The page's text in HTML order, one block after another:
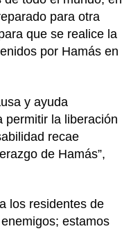
para otra
que se realice la
por Hamás en
y ayuda
permitir la liberación
recae
de Hamás”,
los residentes de
estamos